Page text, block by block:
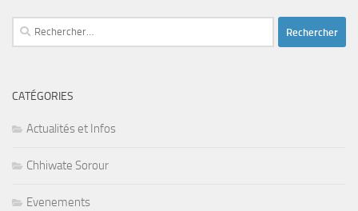
Rechercher :
CATÉGORIES
Actualités et Infos
Chhiwate Sorour
Evenements